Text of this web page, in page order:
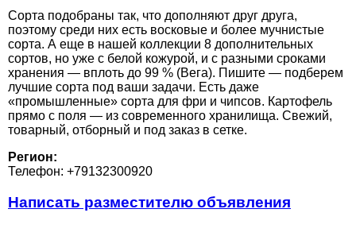
Сорта подобраны так, что дополняют друг друга,
поэтому среди них есть восковые и более мучнистые
сорта. А еще в нашей коллекции 8 дополнительных
сортов, но уже с белой кожурой, и с разными сроками
хранения — вплоть до 99 % (Вега). Пишите — подберем
лучшие сорта под ваши задачи. Есть даже
«промышленные» сорта для фри и чипсов. Картофель
прямо с поля — из современного хранилища. Свежий,
товарный, отборный и под заказ в сетке.
Регион:
Телефон: +79132300920
Написать разместителю объявления